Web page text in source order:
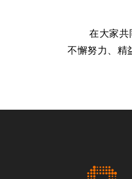
在大家共同
不懈努力、精